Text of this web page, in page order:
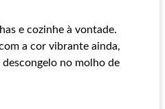
e cozinhe à vontade.
a cor vibrante ainda,
descongelo no molho de